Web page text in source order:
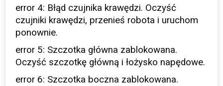
error 4: Błąd czujnika krawędzi. Oczyść
czujniki krawędzi, przenieś robota i uruchom
ponownie.
error 5: Szczotka główna zablokowana.
Oczyść szczotkę główną i łożysko napędowe.
error 6: Szczotka boczna zablokowana.